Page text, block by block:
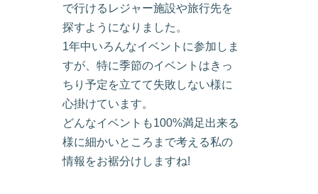
で行けるレジャー施設や旅行先を
探すようになりました。
1年中いろんなイベントに参加しま
すが、特に季節のイベントはきっ
ちり予定を立てて失敗しない様に
心掛けています。
どんなイベントも100%満足出来る
様に細かいところまで考える私の
情報をお裾分けしますね!